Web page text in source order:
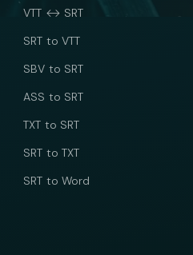
VTT ↔ SRT
SRT to VTT
SBV to SRT
ASS to SRT
TXT to SRT
SRT to TXT
SRT to Word